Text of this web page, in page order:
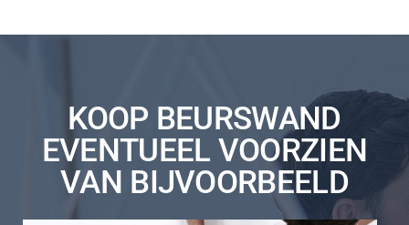
KOOP BEURSWAND
EVENTUEEL VOORZIEN
VAN BIJVOORBEELD